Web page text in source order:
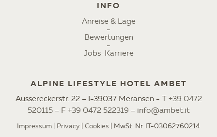
INFO
Anreise & Lage
Bewertungen
Jobs-Karriere
ALPINE LIFESTYLE HOTEL AMBET
Aussereckerstr. 22 – I-39037 Meransen - T +39 0472
520115– F +39 0472 522319 – info@ambet.it
Impressum Privacy Cookies MwSt. Nr. IT-03062760214